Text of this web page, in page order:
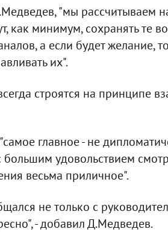
"мы рассчитываем
как минимум, сохранять те
а если будет желание,
их".
строятся на принципе
главное - не
удовольствием
весьма приличное".
не только с
- добавил Д.Медведев.